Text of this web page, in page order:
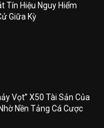
Tín Hiệu Nguy Hiểm
Giữa Kỳ
Vọt” X50 Tài Sản Của
Nền Tảng Cá Cược